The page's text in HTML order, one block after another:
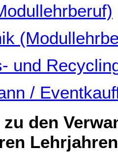
und
/
den